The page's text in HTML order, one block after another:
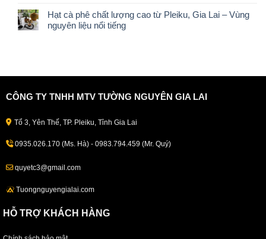
Hạt cà phê chất lượng cao từ Pleiku, Gia Lai – Vùng
nguyên liệu nổi tiếng
CÔNG TY TNHH MTV TƯỜNG NGUYÊN GIA LAI
Tổ 3, Yên Thế, TP. Pleiku, Tỉnh Gia Lai
0935.026.170 (Ms. Hà) - 0983.794.459 (Mr. Quý)
quyetc3@gmail.com
Tuongnguyengialai.com
HỖ TRỢ KHÁCH HÀNG